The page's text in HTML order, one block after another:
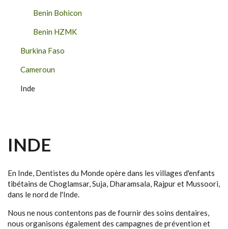
Benin Bohicon
Benin HZMK
Burkina Faso
Cameroun
Inde
INDE
En Inde, Dentistes du Monde opère dans les villages d'enfants
tibétains de Choglamsar, Suja, Dharamsala, Rajpur et Mussoori,
dans le nord de l'Inde.
Nous ne nous contentons pas de fournir des soins dentaires,
nous organisons également des campagnes de prévention et